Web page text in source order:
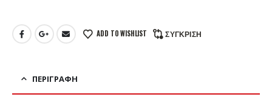
ADD TO WISHLIST ΣΎΓΚΡΙΣΗ
ΠΕΡΙΓΡΑΦΉ